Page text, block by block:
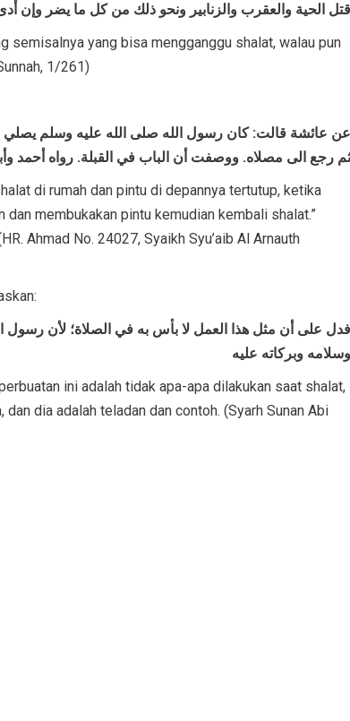
قتل الحية والعقرب والزنابير ونحو ذلك من كل ما يضر وإن
semisalnya yang bisa mengganggu shalat, walau pun
1/261)
عن عائشة قالت: كان رسول الله صلى الله عليه وسلم
ثم رجع الى مصلاه. ووصفت أن الباب في القبلة. رواه أحمد
di rumah dan pintu di depannya tertutup, ketika
membukakan pintu kemudian kembali shalat.”
Ahmad No. 24027, Syaikh Syu’aib Al Arnauth
فدل على أن مثل هذا العمل لا بأس به في الصلاة؛ لأن رسول
وسلامه وبركاته عليه
ini adalah tidak apa-apa dilakukan saat shalat,
dia adalah teladan dan contoh. (Syarh Sunan Abi